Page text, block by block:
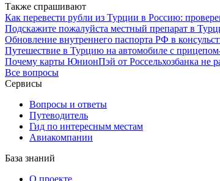
Также спрашивают
Как перевести рубли из Турции в Россию:
Подскажите пожалуйста местный препарат в
Обновление внутреннего паспорта РФ в
Путешествие в Турцию на автомобиле с
Почему карты ЮнионПэй от Россельхозбанка не
Все вопросы
Сервисы
Вопросы и ответы
Путеводитель
Гид по интересным местам
Авиакомпании
База знаний
О проекте